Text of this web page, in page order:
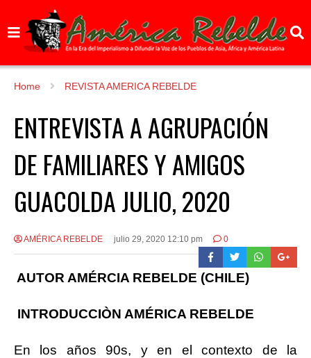
Home REVISTA AMERICA REBELDE
ENTREVISTA A AGRUPACIÓN
DE FAMILIARES Y AMIGOS
GUACOLDA JULIO, 2020
AMÉRICA REBELDE julio 29, 2020 12:10 pm 0
AUTOR AMÉRCIA REBELDE (CHILE)
INTRODUCCIÒN AMÉRICA REBELDE
En los años 90s, y en el contexto de la